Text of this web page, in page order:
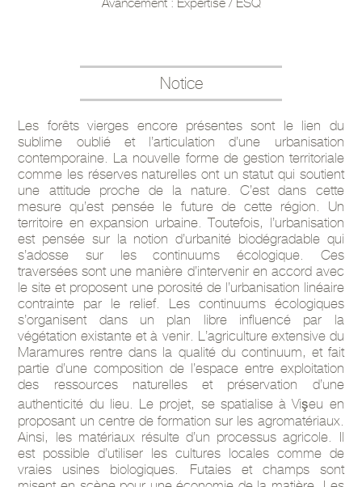
Notice
Les forêts vierges encore présentes sont le lien du
sublime oublié et l’articulation d’une urbanisation
contemporaine. La nouvelle forme de gestion territoriale
comme les réserves naturelles ont un statut qui soutient
une attitude proche de la nature. C’est dans cette
mesure qu’est pensée le future de cette région. Un
territoire en expansion urbaine. Toutefois, l’urbanisation
est pensée sur la notion d’urbanité biodégradable qui
s’adosse sur les continuums écologique. Ces
traversées sont une manière d’intervenir en accord avec
le site et proposent une porosité de l’urbanisation linéaire
contrainte par le relief. Les continuums écologiques
s’organisent dans un plan libre influencé par la
végétation existante et à venir. L’agriculture extensive du
Maramures rentre dans la qualité du continuum, et fait
partie d’une composition de l’espace entre exploitation
des ressources naturelles et préservation d’une
authenticité du lieu. Le projet, se spatialise à Vişeu en
proposant un centre de formation sur les agromatériaux.
Ainsi, les matériaux résulte d’un processus agricole. Il
est possible d’utiliser les cultures locales comme de
vraies usines biologiques. Futaies et champs sont